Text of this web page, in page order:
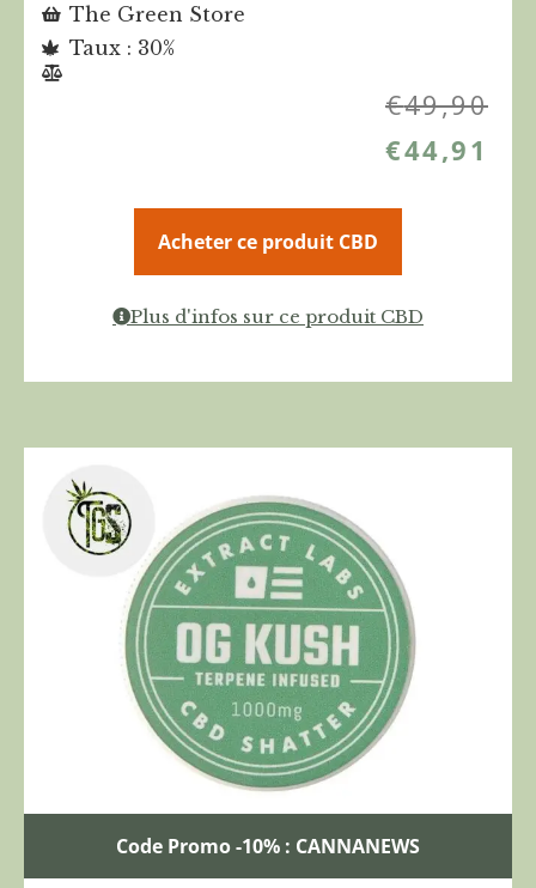
The Green Store
Taux : 30%
€49,90
€44,91
Acheter ce produit CBD
Plus d'infos sur ce produit CBD
Code Promo -10% : CANNANEWS